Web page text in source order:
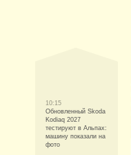
10:15
Обновленный Skoda
Kodiaq 2027
тестируют в Альпах:
машину показали на
фото